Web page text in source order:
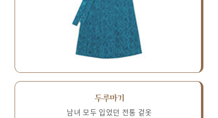
두루마기
남녀 모두 입었던 전통 겉옷